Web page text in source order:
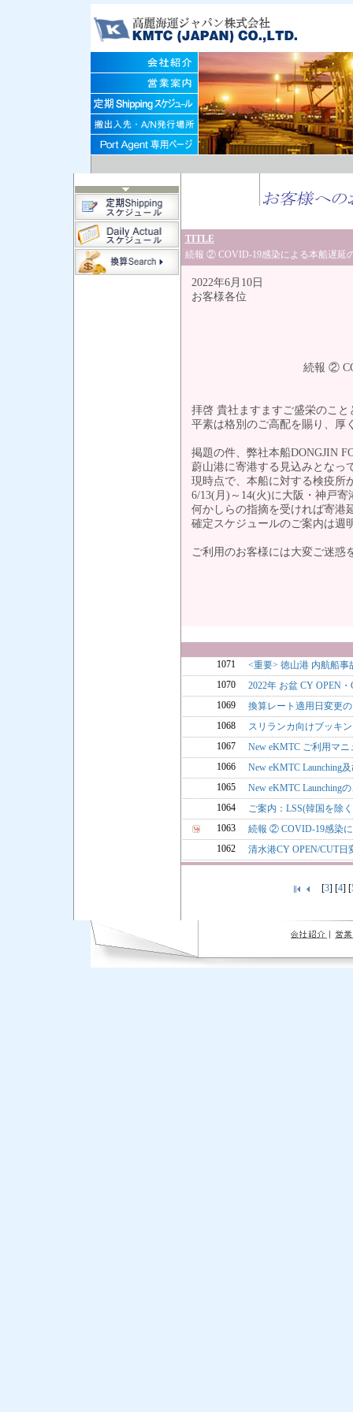
TITLE
続報 ② COVID-19感染による本船遅延
2022年6月10日
お客様各位
続報 ② COVID-19感
拝啓 貴社ますますご盛栄のこ
平素は格別のご高配を賜り、厚
掲題の件、弊社本船DONGJIN
蔚山港に寄港する見込みとなっ
現時点で、本船に対する検疫所
6/13(月)～14(火)に大阪・神戸
何かしらの指摘を受ければ寄港
確定スケジュールのご案内は週
ご利用のお客様には大変ご迷惑
1071
<重要> 徳山港 内航船
1070
2022年 お盆 CY OPEN
1069
換算レート適用日変更
1068
スリランカ向けブッキ
1067
New eKMTC ご利用マニ
1066
New eKMTC Launching
1065
New eKMTC Launching
1064
ご案内：LSS(韓国を除
1063
続報 ② COVID-19感染
1062
清水港CY OPEN/CUT
[3] [4] [